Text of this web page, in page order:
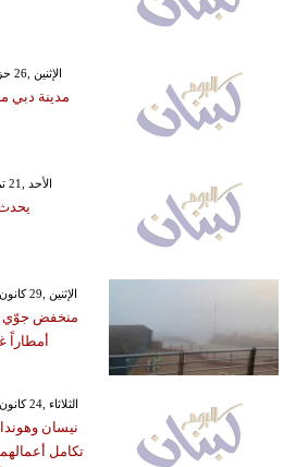
GMT 10:14 2017 الإثنين ,26 حزيران / يونيو
مدينة دبي
GMT 20:50 2019 الأحد ,21 تموز / يوليو
GMT 16:36 2025 الإثنين ,29 كانون الأول / ديسمبر
منخفض جوّي
أمطاراً
GMT 12:15 2024 الثلاثاء ,24 كانون الأول / ديسمبر
نيسان
تكامل